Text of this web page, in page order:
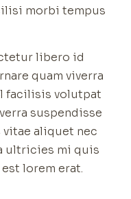
morbi tempus
libero id
quam viverra
facilisis volutpat
suspendisse
vitae aliquet nec
ultricies mi quis
lorem erat.